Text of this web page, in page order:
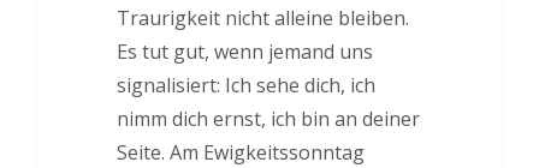
Traurigkeit nicht alleine bleiben.
Es tut gut, wenn jemand uns
signalisiert: Ich sehe dich, ich
nimm dich ernst, ich bin an deiner
Seite. Am Ewigkeitssonntag